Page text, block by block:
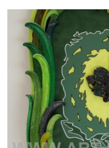
Смотреть